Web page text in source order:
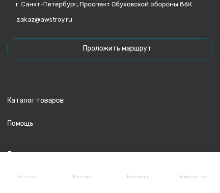
Главная Каталог Корзина Избранное
г. Санкт-Петербург, Проспект Обуховской обороны 86К
zakaz@awstroy.ru
Проложить маршрут
Каталог товаров
Помощь
Политика персональных данных